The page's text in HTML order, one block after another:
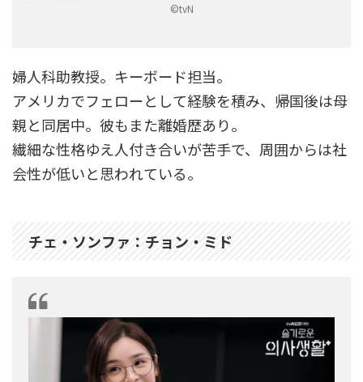
©tvN
婦人科助教授。キーボード担当。
アメリカでフェローとして経験を積み、帰国後は母
親と同居中。彼もまた離婚歴あり。
繊細な性格ゆえ人付き合いが苦手で、周囲からは社
会性が低いと思われている。
チェ・ソンファ：チョン・ミド